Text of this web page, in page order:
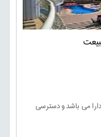
دارا می باشد و دسترسی